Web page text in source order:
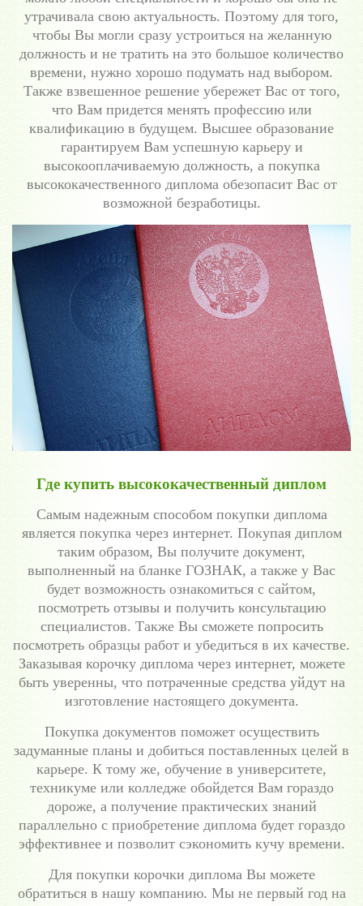
утрачивала свою актуальность. Поэтому для того,
чтобы Вы могли сразу устроиться на желанную
должность и не тратить на это большое количество
времени, нужно хорошо подумать над выбором.
Также взвешенное решение убережет Вас от того,
что Вам придется менять профессию или
квалификацию в будущем. Высшее образование
гарантируем Вам успешную карьеру и
высокооплачиваемую должность, а покупка
высококачественного диплома обезопасит Вас от
возможной безработицы.
Где купить высококачественный диплом
Самым надежным способом покупки диплома
является покупка через интернет. Покупая диплом
таким образом, Вы получите документ,
выполненный на бланке ГОЗНАК, а также у Вас
будет возможность ознакомиться с сайтом,
посмотреть отзывы и получить консультацию
специалистов. Также Вы сможете попросить
посмотреть образцы работ и убедиться в их качестве.
Заказывая корочку диплома через интернет, можете
быть уверенны, что потраченные средства уйдут на
изготовление настоящего документа.
Покупка документов поможет осуществить
задуманные планы и добиться поставленных целей в
карьере. К тому же, обучение в университете,
техникуме или колледже обойдется Вам гораздо
дороже, а получение практических знаний
параллельно с приобретение диплома будет гораздо
эффективнее и позволит сэкономить кучу времени.
Для покупки корочки диплома Вы можете
обратиться в нашу компанию. Мы не первый год на